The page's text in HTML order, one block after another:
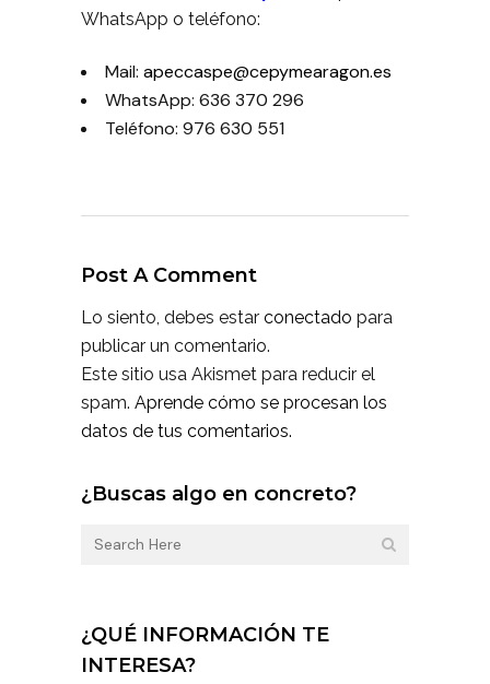
WhatsApp o teléfono:
Mail: apeccaspe@cepymearagon.es
WhatsApp: 636 370 296
Teléfono: 976 630 551
Post A Comment
Lo siento, debes estar conectado para
publicar un comentario.
Este sitio usa Akismet para reducir el
spam. Aprende cómo se procesan los
datos de tus comentarios.
¿Buscas algo en concreto?
¿QUÉ INFORMACIÓN TE
INTERESA?